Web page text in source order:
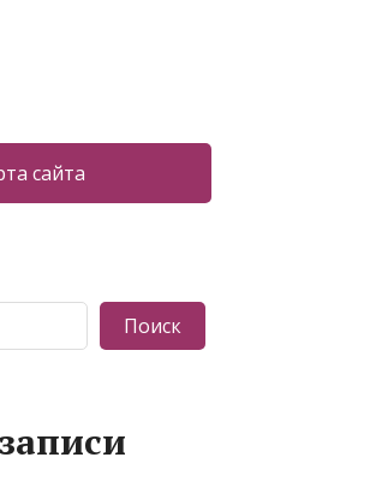
сайта
Поиск